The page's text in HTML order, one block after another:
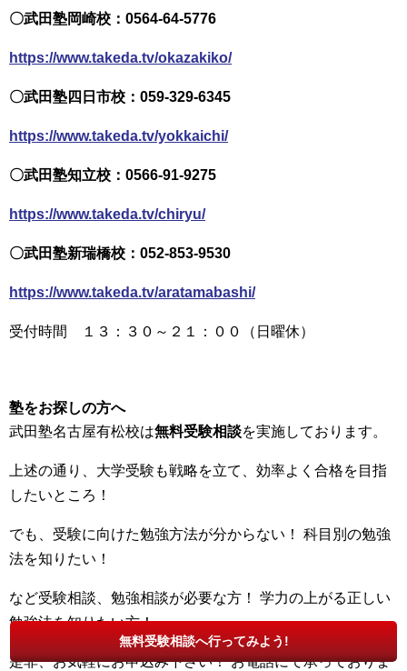
〇武田塾岡崎校：0564-64-5776
https://www.takeda.tv/okazakiko/
〇武田塾四日市校：059-329-6345
https://www.takeda.tv/yokkaichi/
〇武田塾知立校：0566-91-9275
https://www.takeda.tv/chiryu/
〇武田塾新瑞橋校：052-853-9530
https://www.takeda.tv/aratamabashi/
受付時間 １３：３０～２１：００（日曜休）
塾をお探しの方へ
武田塾名古屋有松校は無料受験相談を実施しております。
上述の通り、大学受験も戦略を立て、効率よく合格を目指
したいところ！
でも、受験に向けた勉強方法が分からない！ 科目別の勉強
法を知りたい！
など受験相談、勉強相談が必要な方！ 学力の上がる正しい
勉強法を知りたい方！
是非、お気軽にお申込み下さい！ お電話にて承っておりま
無料受験相談へ行ってみよう!